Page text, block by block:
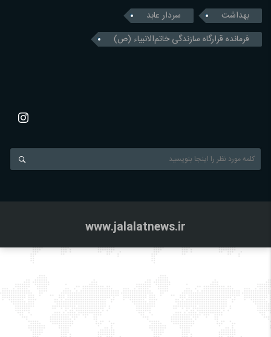
بهداشت
سردار عابد
فرمانده قرارگاه سازندگی خاتم‌الانبیاء (ص)
www.jalalatnews.ir